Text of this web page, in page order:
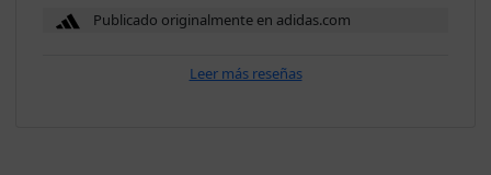
Publicado originalmente en adidas.com
Leer más reseñas